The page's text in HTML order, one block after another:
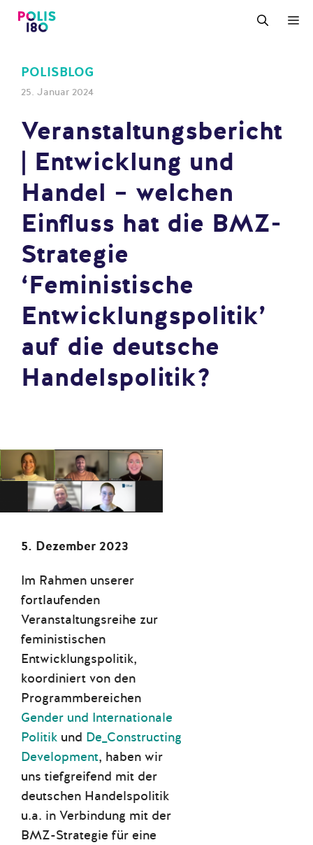
Zum
Inhalt
POLISBLOG
25. Januar 2024
Veranstaltungsbericht
| Entwicklung und
Handel – welchen
Einfluss hat die BMZ-
Strategie
‘Feministische
Entwicklungspolitik’
auf die deutsche
Handelspolitik?
5. Dezember 2023
Im Rahmen unserer
fortlaufenden
Veranstaltungsreihe zur
feministischen
Entwicklungspolitik,
koordiniert von den
Programmbereichen
Gender und Internationale
Politik und De_Constructing
Development, haben wir
uns tiefgreifend mit der
deutschen Handelspolitik
u.a. in Verbindung mit der
BMZ-Strategie für eine